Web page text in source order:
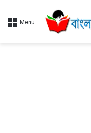
Menu